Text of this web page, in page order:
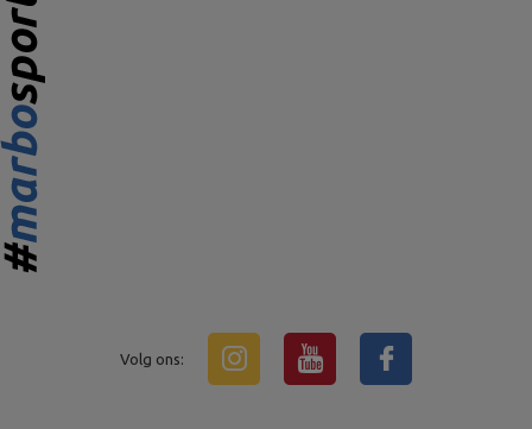
Volg ons: